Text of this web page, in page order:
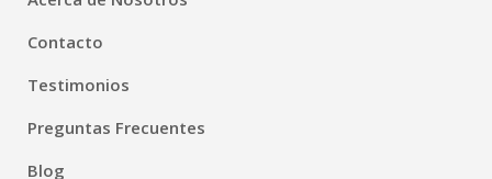
Contacto
Testimonios
Preguntas Frecuentes
Blog